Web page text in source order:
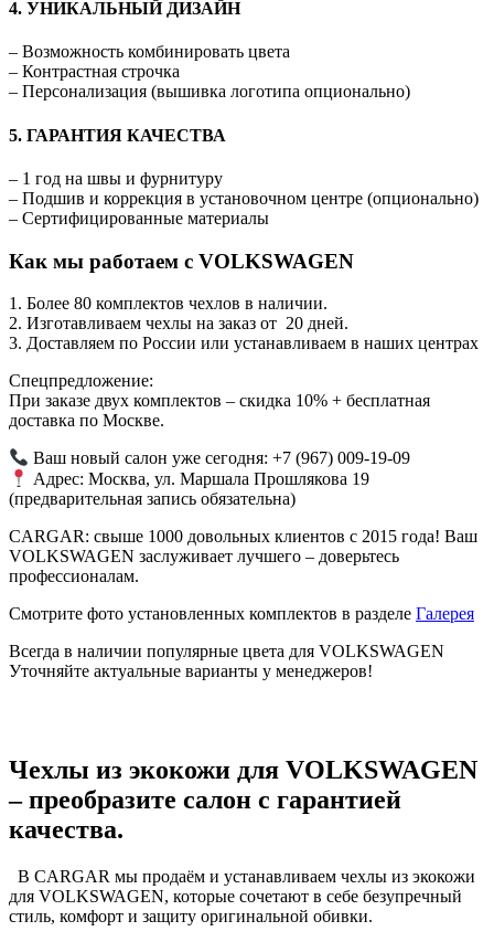
4. УНИКАЛЬНЫЙ ДИЗАЙН
– Возможность комбинировать цвета
– Контрастная строчка
– Персонализация (вышивка логотипа опционально)
5. ГАРАНТИЯ КАЧЕСТВА
– 1 год на швы и фурнитуру
– Подшив и коррекция в установочном центре (опционально)
– Сертифицированные материалы
Как мы работаем с VOLKSWAGEN
1. Более 80 комплектов чехлов в наличии.
2. Изготавливаем чехлы на заказ от 20 дней.
3. Доставляем по России или устанавливаем в наших центрах
Спецпредложение:
При заказе двух комплектов – скидка 10% + бесплатная
доставка по Москве.
Ваш новый салон уже сегодня: +7 (967) 009-19-09
Адрес: Москва, ул. Маршала Прошлякова 19
(предварительная запись обязательна)
CARGAR: свыше 1000 довольных клиентов с 2015 года! Ваш
VOLKSWAGEN заслуживает лучшего – доверьтесь
профессионалам.
Смотрите фото установленных комплектов в разделе Галерея
Всегда в наличии популярные цвета для VOLKSWAGEN
Уточняйте актуальные варианты у менеджеров!
Чехлы из экокожи для VOLKSWAGEN
– преобразите салон с гарантией
качества.
В CARGAR мы продаём и устанавливаем чехлы из экокожи
для VOLKSWAGEN, которые сочетают в себе безупречный
стиль, комфорт и защиту оригинальной обивки.